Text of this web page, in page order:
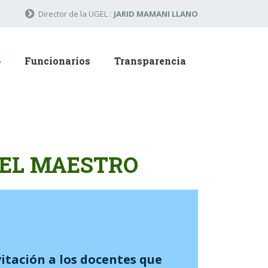
Director de la UGEL : JARID MAMANI LLANO
Funcionarios Transparencia
MAESTRO
a los docentes que